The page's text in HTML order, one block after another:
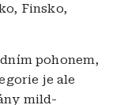
Finsko,
pohonem,
je ale
mild-